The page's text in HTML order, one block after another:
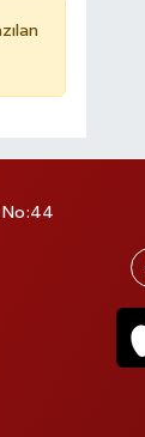
No:44